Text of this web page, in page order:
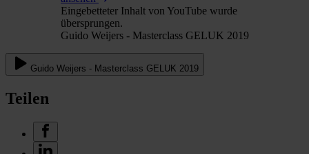
Eingebetteter Inhalt von YouTube wurde
übersprungen.
Guido Weijers - Masterclass GELUK 2019
Guido Weijers - Masterclass GELUK 2019
Teilen